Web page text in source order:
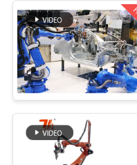
に
関
し
て
レーザ